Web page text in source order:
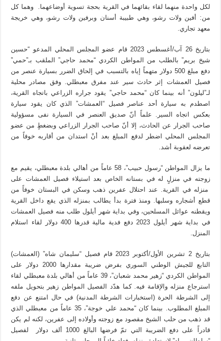
لكل واحدة منهما لقاء بقائهما في القرية بحجة تسوية أوضاعهما. وهما كل
من: أفين ولات رشو، وهي طبيبة أسنان وبرفين ولات رشو، وهي خريجة
معهد تجاري.
بتاريخ 26 آب/أغسطس 2023 قام عضو المجلس المحلي المدعو “حسين
شيخ بريم” بالطلب من المواطن الكردي “محمد حاجي” الملقب بـ”حمي”
دفع مبلغ 500 دولار متهماً إياه بالتسبب في إلحاق الضرر بسيارة عنصر من
فصيل العمشات إثر حادث سير عند مفرق معبطلي. وفق مصادر محلية
لـ”ليلون” أنه بينما كان “محمد حاجي” يقود جراره الزراعي باتجاه القرية،
اصطدم به سيارة أحد عناصر فصيل “العمشات” الذي كان يقود سيارة
بعكس اتجاه السير. علماً أنّ صديق العنصر في السيارة نفى مسؤولية
صاحب الجرار عن الحادث، إلا أنّ صاحب الجرار الزراعي وبضغطٍ من عضو
المجلس المحلي اضطر لدفع المبلغ بعد أنْ استدان من أقاربه خوفاً من
تعرضه لعقوبة أشد.
ما يزال المواطن “رسول حبيب”، 58 عاماً من أهالي بلدة معبطلي، يقيم مع
زوجته في منزلٍ له في بستانه الخاص بعد استيلاء فصيل العمشات على
منزله في القرية. عند احتلال عفرين ذهب وسكن في البستان خوفاً من
قطع أشجاره وسلبها. ومنذ فترة بدأ يطالب بمنزله الذي يقع داخل القرية
ويقطنه عوائل المسلحين، وفي بداية شهر أيلول طلب منه فصيل العمشات
في بداية شهر أيلول 2023 دفع فدية مالية قدرها 400 دولار لقاء استلام
المنزل.
بتاريخ 2 تشرين الأول/أكتوبر 2023 قام فصيل “سليمان شاه” (العمشات)
التابع للجيش الوطني السوري بفرض ضريبة مقدارها 2000 دولار على
المواطن الكردي “زهير محمد شعبان”، 39 عاماً من أهالي بلدة معبطلي لقاء
استرجاع منزله والإقامة فيه. كما هدّد الفصيل المواطن زهير بتحويل ملفه
إلى الشرطة الحرة (استخبارات الشرطة المدنية) في حال امتنع عن دفع
المبلغ المطلوب. بينما كان “محمد علي خوجة”، 35 عاماً من معبطلي الذي
قد ذهب من حلب الشيخ مقصود مع زوجته وأولاده إلى عفرين، لكنه لم يكن
قادراً على دفع الضريبة التي تمّ فرضها البالغ 1000 ألف دولار لفصيل